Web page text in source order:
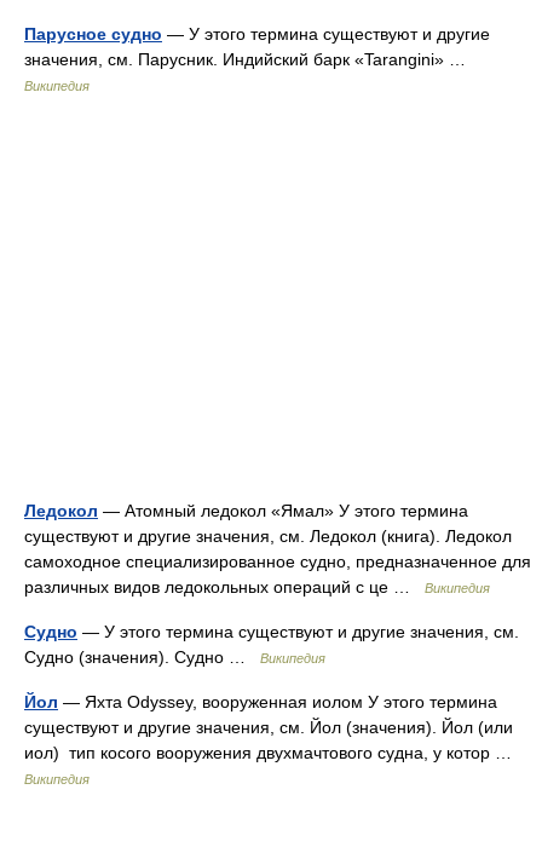
Парусное судно — У этого термина существуют и другие
значения, см. Парусник. Индийский барк «Tarangini» …
Википедия
Ледокол — Атомный ледокол «Ямал» У этого термина
существуют и другие значения, см. Ледокол (книга). Ледокол
самоходное специализированное судно, предназначенное для
различных видов ледокольных операций с це …
Википедия
Судно — У этого термина существуют и другие значения, см.
Судно (значения). Судно …
Википедия
Йол — Яхта Odyssey, вооруженная иолом У этого термина
существуют и другие значения, см. Йол (значения). Йол (или
иол) тип косого вооружения двухмачтового судна, у котор …
Википедия